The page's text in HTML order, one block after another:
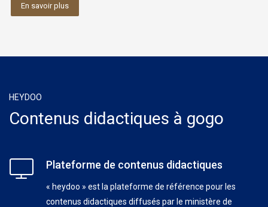
En savoir plus
HEYDOO
Contenus didactiques à gogo
Plateforme de contenus didactiques
« heydoo » est la plateforme de référence pour les
contenus didactiques diffusés par le ministère de